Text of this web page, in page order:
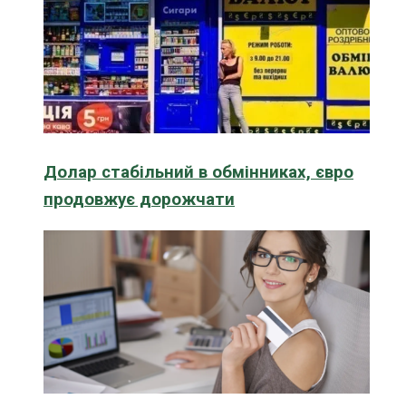
Долар стабільний в обмінниках, євро
продовжує дорожчати